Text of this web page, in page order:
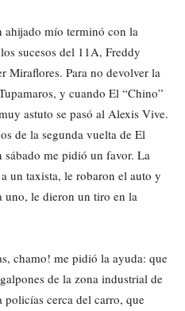
ahijado mío terminó con la
sucesos del 11A, Freddy
Miraflores. Para no devolver la
y cuando El “Chino”
astuto se pasó al Alexis Vive.
de la segunda vuelta de El
me pidió un favor. La
un taxista, le robaron el auto y
uno, le dieron un tiro en la
chamo! me pidió la ayuda: que
de la zona industrial de
policías cerca del carro, que